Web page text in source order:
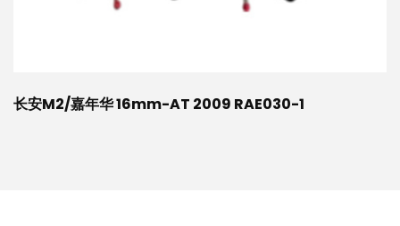
长安M2/嘉年华 16mm-AT 2009 RAE030-1